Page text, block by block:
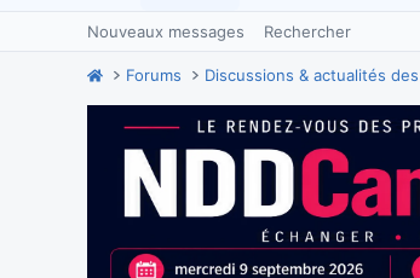
Nouveaux messages Rechercher
Forums